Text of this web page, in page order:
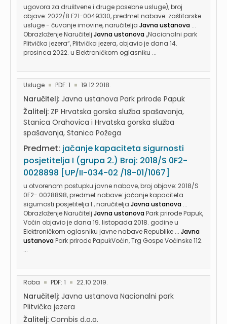
ugovora za društvene i druge posebne usluge), broj
objave: 2022/8 F21-0049330, predmet nabave: zaštitarske
usluge - čuvanje imovine, naručitelja Javna ustanova ...
Obrazloženje Naručitelj Javna ustanova,,Nacionalni park
Plitvička jezera“, Plitvička jezera, objavio je dana 14.
prosinca 2022. u Elektroničkom oglasniku ...
Usluge PDF: 1 19.12.2018.
Naručitelj: Javna ustanova Park prirode Papuk
Žalitelj: ZP Hrvatska gorska služba spašavanja,
Stanica Orahovica i Hrvatska gorska služba
spašavanja, Stanica Požega
Predmet: jačanje kapaciteta sigurnosti
posjetitelja I (grupa 2.) Broj: 2018/S 0F2-
0028898 [UP/II-034-02 /18-01/1067]
u otvorenom postupku javne nabave, broj objave: 2018/S
0F2- 0028898, predmet nabave: jačanje kapaciteta
sigurnosti posjetitelja l., naručitelja Javna ustanova ...
Obrazloženje Naručitelj Javna ustanovaPark prirode Papuk,
Voćin objavio je dana 19. listopada 2018. godine u
Elektroničkom oglasniku javne nabave Republike ... Javna
ustanovaPark prirode PapukVoćin, Trg Gospe Voćinske 112.
...
Roba PDF: 1 22.10.2019.
Naručitelj: Javna ustanova Nacionalni park
Plitvička jezera
Žalitelj: Combis d.o.o.